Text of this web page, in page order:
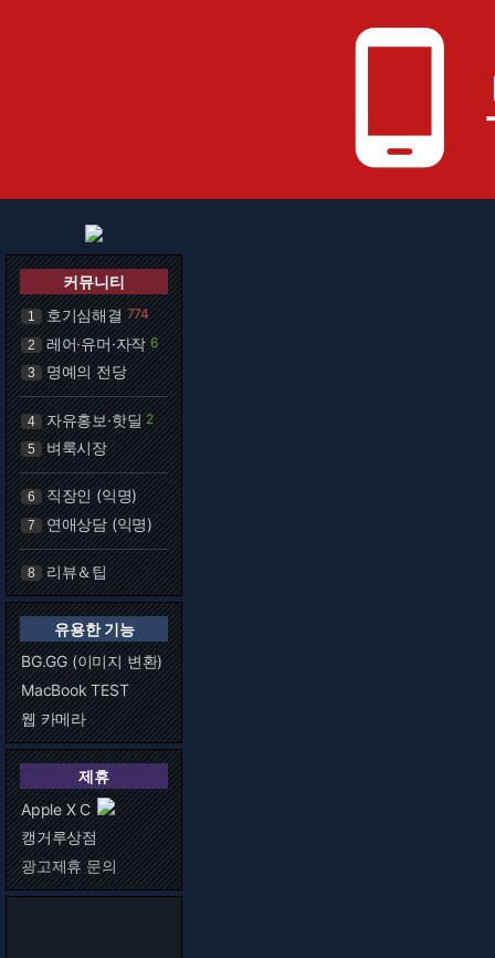
phone_android
커뮤니티
1 호기심해결 774
2 레어·유머·자작 6
3 명예의 전당
4 자유홍보·핫딜 2
5 벼룩시장
6 직장인 (익명)
7 연애상담 (익명)
8 리뷰＆팁
유용한 기능
BG.GG (이미지 변환)
MacBook TEST
웹 카메라
제휴
Apple X C
캥거루상점
광고제휴 문의